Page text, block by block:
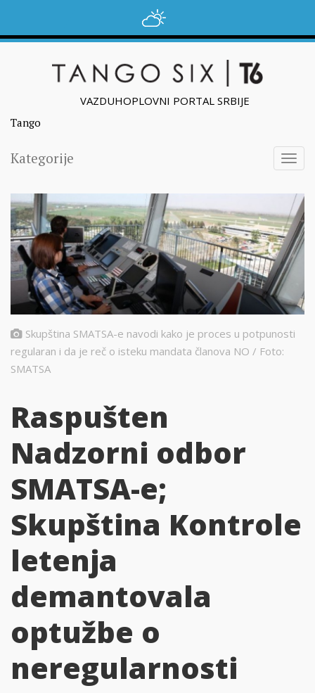
VAZDUHOPLOVNI PORTAL SRBIJE
Tango
Kategorije
Skupština SMATSA-e navodi kako je proces u potpunosti
regularan i da je reč o isteku mandata članova NO / Foto:
SMATSA
Raspušten
Nadzorni odbor
SMATSA-e;
Skupština Kontrole
letenja
demantovala
optužbe o
neregularnosti